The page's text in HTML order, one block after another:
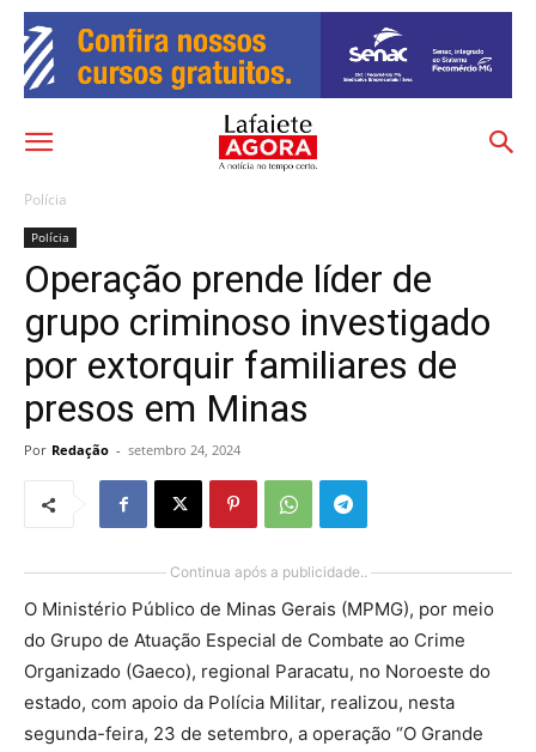
Polícia
Polícia
Operação prende líder de
grupo criminoso investigado
por extorquir familiares de
presos em Minas
Por Redação - setembro 24, 2024
Continua após a publicidade..
O Ministério Público de Minas Gerais (MPMG), por meio
do Grupo de Atuação Especial de Combate ao Crime
Organizado (Gaeco), regional Paracatu, no Noroeste do
estado, com apoio da Polícia Militar, realizou, nesta
segunda-feira, 23 de setembro, a operação “O Grande